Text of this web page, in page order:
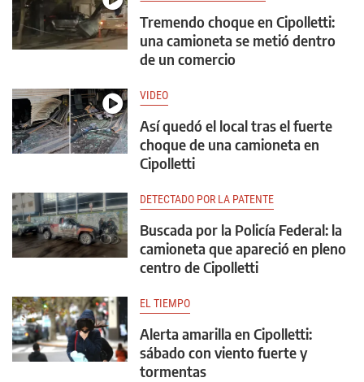
Tremendo choque en Cipolletti:
una camioneta se metió dentro
de un comercio
VIDEO
Así quedó el local tras el fuerte
choque de una camioneta en
Cipolletti
DETECTADO POR LA PATENTE
Buscada por la Policía Federal: la
camioneta que apareció en pleno
centro de Cipolletti
EL TIEMPO
Alerta amarilla en Cipolletti:
sábado con viento fuerte y
tormentas